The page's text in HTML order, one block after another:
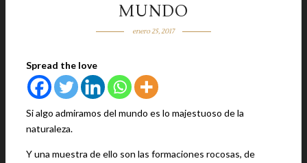
MUNDO
enero 25, 2017
Spread the love
Si algo admiramos del mundo es lo majestuoso de la
naturaleza.
Y una muestra de ello son las formaciones rocosas, de